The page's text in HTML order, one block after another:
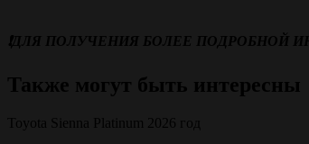
❗️ДЛЯ ПОЛУЧЕНИЯ БОЛЕЕ ПОДРОБНОЙ
Также могут быть интересны
Toyota Sienna Platinum 2026 год